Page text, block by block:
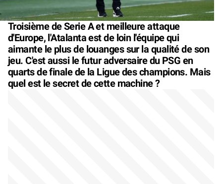
Troisième de Serie A et meilleure attaque
d'Europe, l'Atalanta est de loin l'équipe qui
aimante le plus de louanges sur la qualité de son
jeu. C'est aussi le futur adversaire du PSG en
quarts de finale de la Ligue des champions. Mais
quel est le secret de cette machine ?